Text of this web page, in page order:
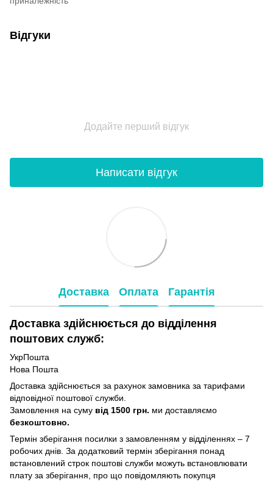
Відгуки
Додайте перший відгук
Написати відгук
Доставка Оплата Гарантія
Доставка здійснюється до відділення
поштових служб:
УкрПошта
Нова Пошта
Доставка здійснюється за рахунок замовника за тарифами
відповідної поштової служби.
Замовлення на суму від 1500 грн. ми доставляємо
безкоштовно.
Термін зберігання посилки з замовленням у відділеннях – 7
робочих днів. За додатковий термін зберігання понад
встановлений строк поштові служби можуть встановлювати
плату за зберігання, про що повідомляють покупця